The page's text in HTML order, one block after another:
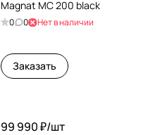
Magnat MC 200 black
0 0 Нет в наличии
Заказать
99 990 ₽/шт